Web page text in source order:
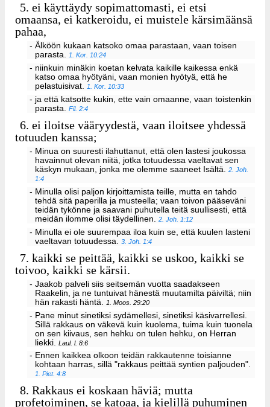
5. ei käyttäydy sopimattomasti, ei etsi
omaansa, ei katkeroidu, ei muistele kärsimäänsä
pahaa,
- Älköön kukaan katsoko omaa parastaan, vaan toisen
parasta.1. Kor. 10:24
- niinkuin minäkin koetan kelvata kaikille kaikessa enkä
katso omaa hyötyäni, vaan monien hyötyä, että he
pelastuisivat.
1. Kor. 10:33
- ja että katsotte kukin, ette vain omaanne, vaan toistenkin
parasta.Fil. 2:4
6. ei iloitse vääryydestä, vaan iloitsee yhdessä
totuuden kanssa;
- Minua on suuresti ilahuttanut, että olen lastesi joukossa
havainnut olevan niitä, jotka totuudessa vaeltavat sen
käskyn mukaan, jonka me olemme saaneet Isältä.2. Joh.
1:4
- Minulla olisi paljon kirjoittamista teille, mutta en tahdo
tehdä sitä paperilla ja musteella; vaan toivon pääseväni
teidän tykönne ja saavani puhutella teitä suullisesti, että
meidän ilomme olisi täydellinen.2. Joh. 1:12
- Minulla ei ole suurempaa iloa kuin se, että kuulen lasteni
vaeltavan totuudessa.3. Joh. 1:4
7. kaikki se peittää, kaikki se uskoo, kaikki se
toivoo, kaikki se kärsii.
- Jaakob palveli siis seitsemän vuotta saadakseen
Raakelin, ja ne tuntuivat hänestä muutamilta päiviltä; niin
hän rakasti häntä.
1. Moos. 29:20
- Pane minut sinetiksi sydämellesi, sinetiksi käsivarrellesi.
Sillä rakkaus on väkevä kuin kuolema, tuima kuin tuonela
on sen kiivaus, sen hehku on tulen hehku, on Herran
liekki.Laul. l. 8:6
- Ennen kaikkea olkoon teidän rakkautenne toisianne
kohtaan harras, sillä "rakkaus peittää syntien paljouden".
1. Piet. 4:8
8. Rakkaus ei koskaan häviä; mutta
profetoiminen, se katoaa, ja kielillä puhuminen